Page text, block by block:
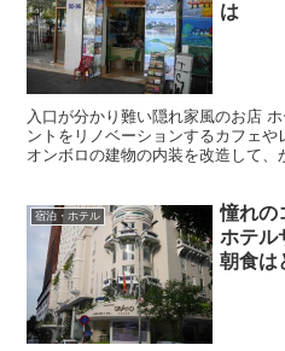
は
入口が分かり難い隠れ家風のお店
ントをリノベーションするカフェ
オンボロの建物の内装を改造して、
宿泊・ホテル
憧れの
ホテル
朝食は